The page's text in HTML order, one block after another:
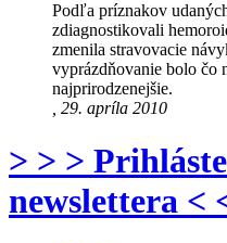
Podľa príznakov
zdiagnostikovali
zmenila stravovacie
vyprázdňovanie bolo čo
najprirodzenejšie.
, 29. apríla 2010
> > >
newslettera <